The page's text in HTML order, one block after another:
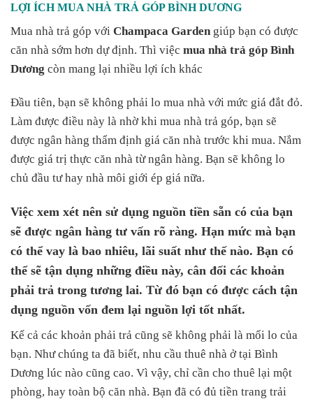
LỢI ÍCH MUA NHÀ TRẢ GÓP BÌNH DƯƠNG
Mua nhà trả góp với Champaca Gardengiúp bạn có được
căn nhà sớm hơn dự định. Thì việc mua nhà trả góp Bình
Dương còn mang lại nhiều lợi ích khác
Đầu tiên, bạn sẽ không phải lo mua nhà với mức giá đắt đỏ.
Làm được điều này là nhờ khi mua nhà trả góp, bạn sẽ
được ngân hàng thẩm định giá căn nhà trước khi mua. Nắm
được giá trị thực căn nhà từ ngân hàng. Bạn sẽ không lo
chủ đầu tư hay nhà môi giới ép giá nữa.
Việc xem xét nên sử dụng nguồn tiền sẵn có của bạn
sẽ được ngân hàng tư vấn rõ ràng. Hạn mức mà bạn
có thể vay là bao nhiêu, lãi suất như thế nào. Bạn có
thể sẽ tận dụng những điều này, cân đối các khoản
phải trả trong tương lai. Từ đó bạn có được cách tận
dụng nguồn vốn đem lại nguồn lợi tốt nhất.
Kể cả các khoản phải trả cũng sẽ không phải là mối lo của
bạn. Như chúng ta đã biết, nhu cầu thuê nhà ở tại Bình
Dương lúc nào cũng cao. Vì vậy, chỉ cần cho thuê lại một
phòng, hay toàn bộ căn nhà. Bạn đã có đủ tiền trang trải